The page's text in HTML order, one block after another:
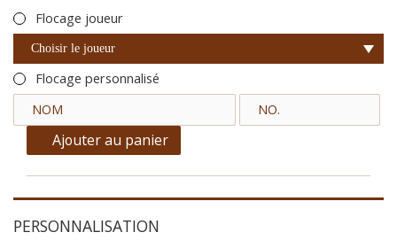
Flocage joueur
Choisir le joueur
Flocage personnalisé
Ajouter au panier
PERSONNALISATION